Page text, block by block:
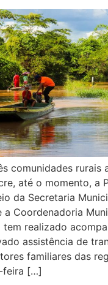
comunidades rurais
até o momento, a
da Secretaria
a Coordenadoria
realizado
assistência de
familiares das
feira […]